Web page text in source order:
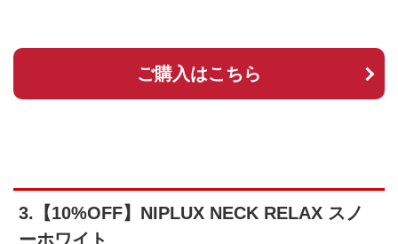
ご購入はこちら
3.【10%OFF】NIPLUX NECK RELAX スノ
ーホワイト